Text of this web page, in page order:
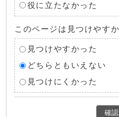
役に立たなかった
このページは見つけやす
見つけやすかった
どちらともいえない
見つけにくかった
確認